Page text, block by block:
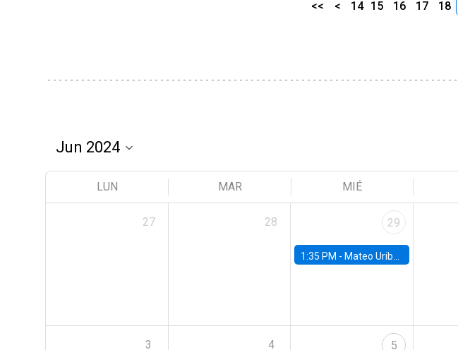
<< < 14 15 16 17 18
LUN MAR MIÉ
27 28 29
1:35 PM - Mateo Uribe-Castro, Universidad de los Andes (Colombia)
3 4 5